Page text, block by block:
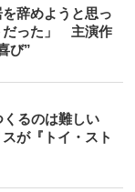
辞めようと思っ
だった」 主演作
び”
くるのは難しい
が『トイ・スト